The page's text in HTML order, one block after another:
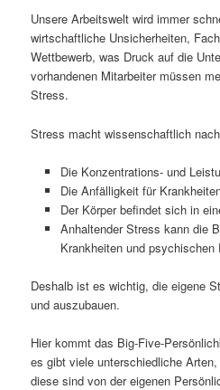
Unsere Arbeitswelt wird immer
wirtschaftliche Unsicherheiten,
Wettbewerb, was Druck auf die
vorhandenen Mitarbeiter müssen
Stress.
Stress macht wissenschaftlich
Die Konzentrations- und
Die Anfälligkeit für
Der Körper befindet sich in
Anhaltender Stress kann die
Krankheiten und psychischen
Deshalb ist es wichtig, die eigene
und auszubauen.
Hier kommt das Big-Five-
es gibt viele unterschiedliche
diese sind von der eigenen